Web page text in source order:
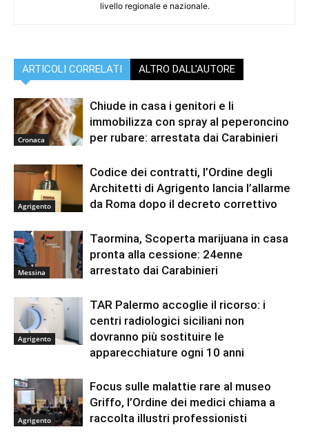
livello regionale e nazionale.
ARTICOLI CORRELATI ALTRO DALL'AUTORE
Cronaca
Chiude in casa i genitori e li
immobilizza con spray al peperoncino
per rubare: arrestata dai Carabinieri
Agrigento
Codice dei contratti, l’Ordine degli
Architetti di Agrigento lancia l’allarme
da Roma dopo il decreto correttivo
Messina
Taormina, Scoperta marijuana in casa
pronta alla cessione: 24enne
arrestato dai Carabinieri
Agrigento
TAR Palermo accoglie il ricorso: i
centri radiologici siciliani non
dovranno più sostituire le
apparecchiature ogni 10 anni
Agrigento
Focus sulle malattie rare al museo
Griffo, l’Ordine dei medici chiama a
raccolta illustri professionisti